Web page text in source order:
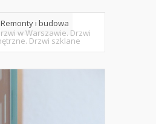
Remonty i budowa
w Warszawie. Drzwi
Drzwi szklane